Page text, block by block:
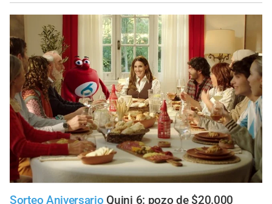
Sorteo Aniversario Quini 6: pozo de $20.000